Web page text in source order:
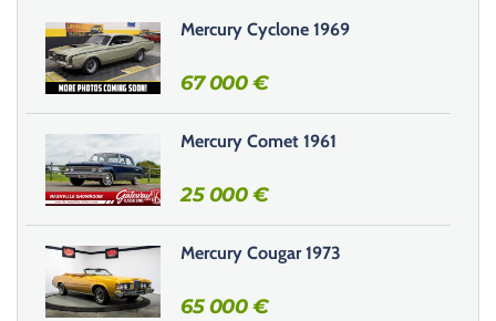
e
r
c
e
h
a
m
p
v
i
Mercury Cyclone 1969
67 000€
Mercury Comet 1961
25 000€
Mercury Cougar 1973
65 000€